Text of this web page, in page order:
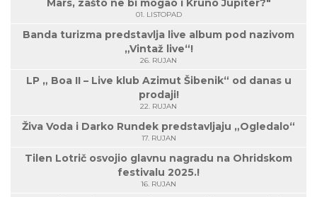
Mars, zašto ne bi mogao i Kruno Jupiter?"
01. LISTOPAD
Banda turizma predstavlja live album pod nazivom
„Vintaž live“!
26. RUJAN
LP „ Boa II – Live klub Azimut Šibenik“ od danas u
prodaji!
22. RUJAN
Živa Voda i Darko Rundek predstavljaju „Ogledalo“
17. RUJAN
Tilen Lotrič osvojio glavnu nagradu na Ohridskom
festivalu 2025.!
16. RUJAN